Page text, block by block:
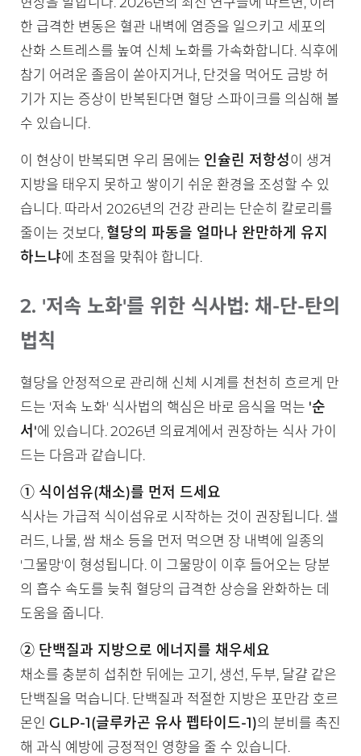
한 급격한 변동은 혈관 내벽에 염증을 일으키고 세포의
산화 스트레스를 높여 신체 노화를 가속화합니다. 식후에
참기 어려운 졸음이 쏟아지거나, 단것을 먹어도 금방 허
기가 지는 증상이 반복된다면 혈당 스파이크를 의심해 볼
수 있습니다.
이 현상이 반복되면 우리 몸에는 인슐린 저항성이 생겨
지방을 태우지 못하고 쌓이기 쉬운 환경을 조성할 수 있
습니다. 따라서 2026년의 건강 관리는 단순히 칼로리를
줄이는 것보다, 혈당의 파동을 얼마나 완만하게 유지
하느냐에 초점을 맞춰야 합니다.
2. '저속 노화'를 위한 식사법: 채-단-탄의
법칙
혈당을 안정적으로 관리해 신체 시계를 천천히 흐르게 만
드는 '저속 노화' 식사법의 핵심은 바로 음식을 먹는 '순
서'에 있습니다. 2026년 의료계에서 권장하는 식사 가이
드는 다음과 같습니다.
① 식이섬유(채소)를 먼저 드세요
식사는 가급적 식이섬유로 시작하는 것이 권장됩니다. 샐
러드, 나물, 쌈 채소 등을 먼저 먹으면 장 내벽에 일종의
'그물망'이 형성됩니다. 이 그물망이 이후 들어오는 당분
의 흡수 속도를 늦춰 혈당의 급격한 상승을 완화하는 데
도움을 줍니다.
② 단백질과 지방으로 에너지를 채우세요
채소를 충분히 섭취한 뒤에는 고기, 생선, 두부, 달걀 같은
단백질을 먹습니다. 단백질과 적절한 지방은 포만감 호르
몬인 GLP-1(글루카곤 유사 펩타이드-1)의 분비를 촉진
해 과식 예방에 긍정적인 영향을 줄 수 있습니다.